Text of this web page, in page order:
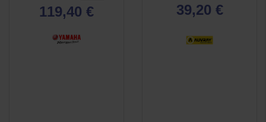
119,40 € 39,20 €